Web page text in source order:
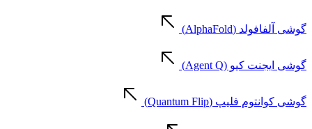
گوشی آلفافولد (AlphaFold)
گوشی ایجنت کیو (Agent Q)
گوشی کوانتوم فلیپ (Quantum Flip)